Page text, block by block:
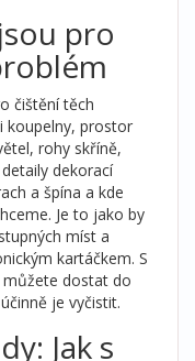
pro
čištění těch
koupelny, prostor
rohy skříně,
dekorací
a špína a kde
Je to jako by
míst a
kartáčkem. S
dostat do
je vyčistit.
Jak s